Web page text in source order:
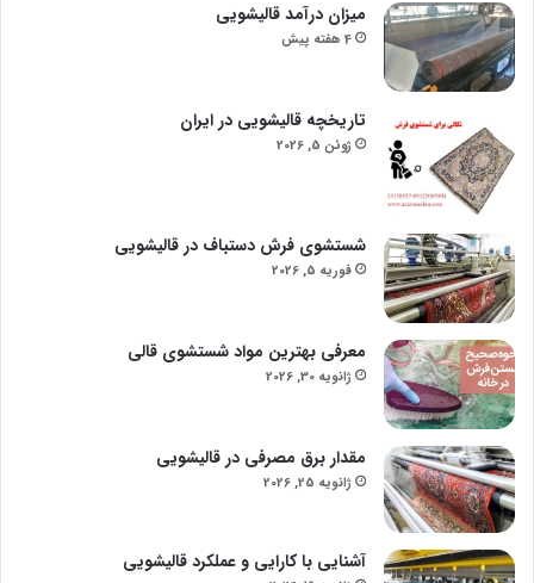
میزان درآمد قالیشویی
4 هفته پیش
تاریخچه قالیشویی در ایران
ژوئن 5, 2026
شستشوی فرش دستباف در قالیشویی
فوریه 5, 2026
معرفی بهترین مواد شستشوی قالی
ژانویه 30, 2026
مقدار برق مصرفی در قالیشویی
ژانویه 25, 2026
آشنایی با کارایی و عملکرد قالیشویی